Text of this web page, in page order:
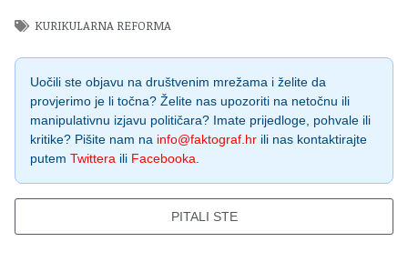
KURIKULARNA REFORMA
Uočili ste objavu na društvenim mrežama i želite da
provjerimo je li točna? Želite nas upozoriti na netočnu ili
manipulativnu izjavu političara? Imate prijedloge, pohvale ili
kritike? Pišite nam na info@faktograf.hr ili nas kontaktirajte
putem Twittera ili Facebooka
PITALI STE